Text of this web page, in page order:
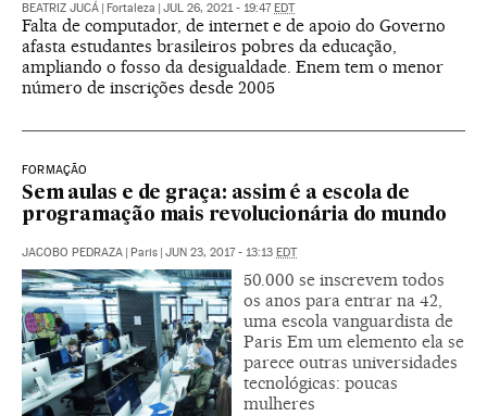
BEATRIZ JUCÁ Fortaleza JUL 26, 2021 - 19:47 EDT
Falta de computador, de internet e de apoio do Governo
afasta estudantes brasileiros pobres da educação,
ampliando o fosso da desigualdade. Enem tem o menor
número de inscrições desde 2005
FORMAÇÃO
Sem aulas e de graça: assim é a escola de
programação mais revolucionária do mundo
JACOBO PEDRAZA Paris JUN 23, 2017 - 13:13 EDT
50.000 se inscrevem todos
os anos para entrar na 42,
uma escola vanguardista de
Paris Em um elemento ela se
parece outras universidades
tecnológicas: poucas
mulheres